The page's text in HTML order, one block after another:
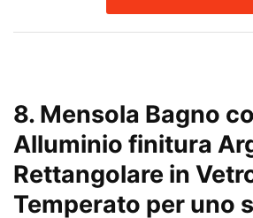
8. Mensola Bagno
Alluminio finitura
Rettangolare in
Temperato per uno